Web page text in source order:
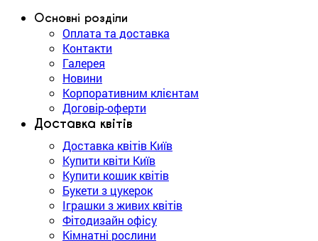
Основні розділи
Оплата та доставка
Контакти
Галерея
Новини
Корпоративним клієнтам
Договір-оферти
Доставка квітів
Доставка квітів Київ
Купити квіти Київ
Купити кошик квітів
Букети з цукерок
Іграшки з живих квітів
Фітодизайн офісу
Кімнатні рослини